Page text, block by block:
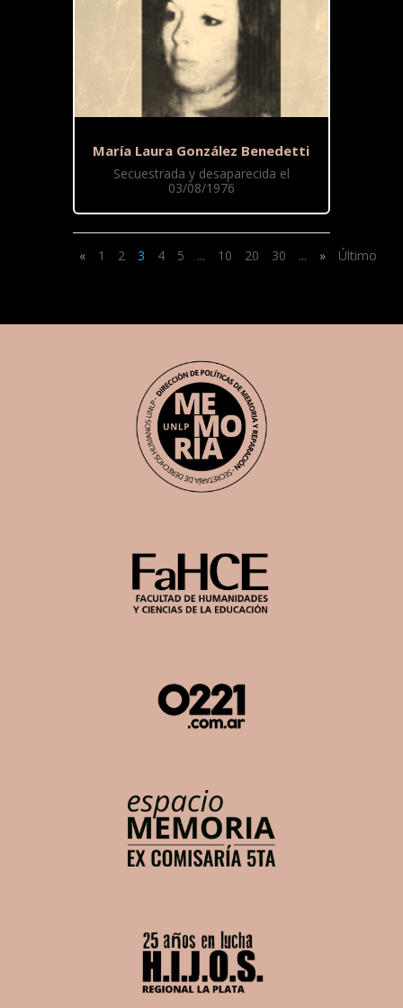
María Laura González Benedetti
Secuestrada y desaparecida el
03/08/1976
« 1 2 3 4 5 ... 10 20 30 ... » Último